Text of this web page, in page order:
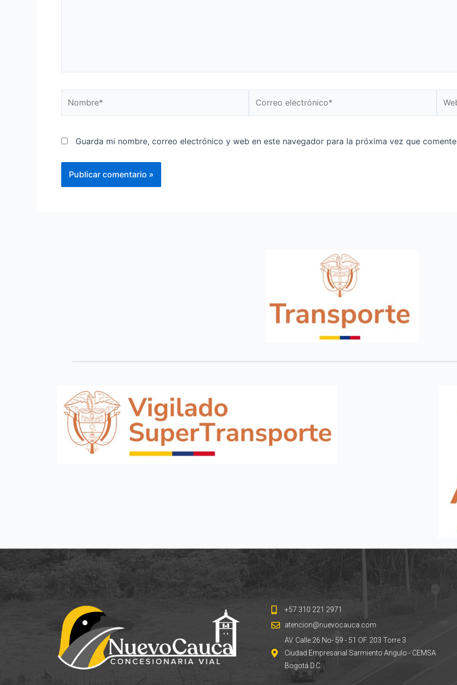
Guarda mi nombre, correo electrónico y web en este navegador para la próxima vez que
+57 310 221 2971
atencion@nuevocauca.com
AV. Calle 26 No- 59 - 51 OF. 203 Torre 3
Ciudad Empresarial Sarmiento Angulo - CEMSA
Bogotá D.C.